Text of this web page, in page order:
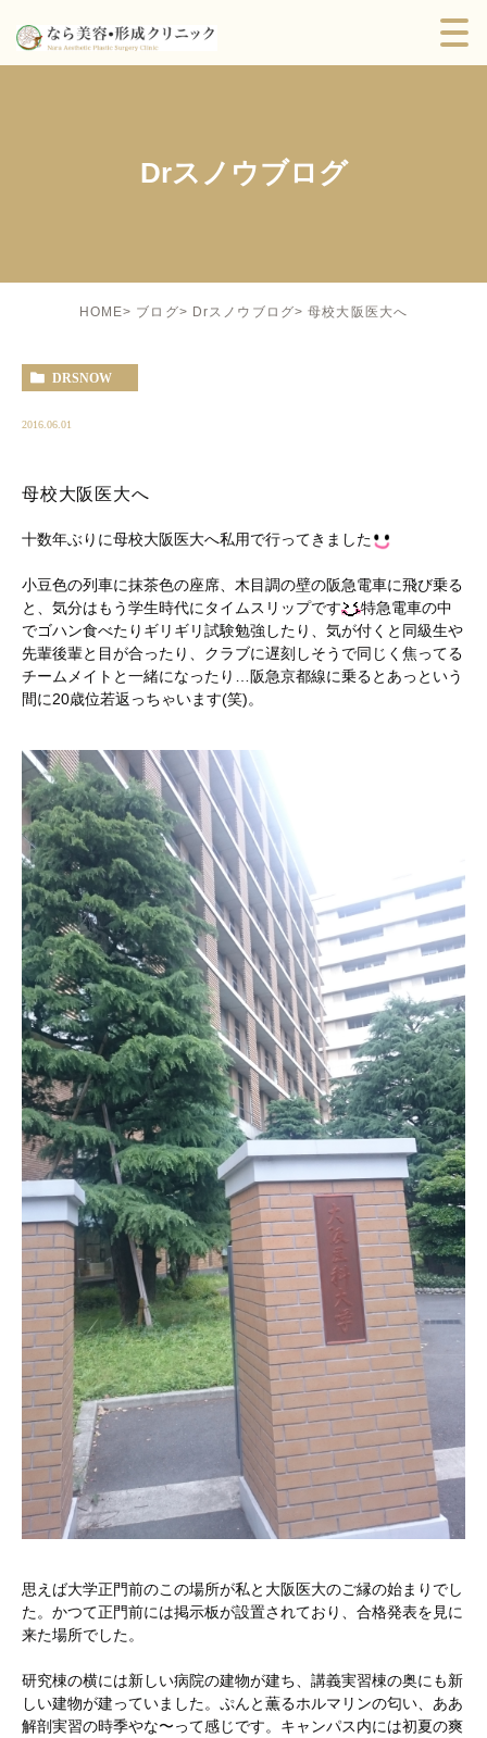
Drスノウブログ
HOME ブログ Drスノウブログ 母校大阪医大へ
DRSNOW
2016.06.01
母校大阪医大へ
十数年ぶりに母校大阪医大へ私用で行ってきました
小豆色の列車に抹茶色の座席、木目調の壁の阪急電車に飛び乗る
と、気分はもう学生時代にタイムスリップです
特急電車の中
でゴハン食べたりギリギリ試験勉強したり、気が付くと同級生や
先輩後輩と目が合ったり、クラブに遅刻しそうで同じく焦ってる
チームメイトと一緒になったり…阪急京都線に乗るとあっという
間に20歳位若返っちゃいます(笑)。
思えば大学正門前のこの場所が私と大阪医大のご縁の始まりでし
た。かつて正門前には掲示板が設置されており、合格発表を見に
来た場所でした。
研究棟の横には新しい病院の建物が建ち、講義実習棟の奥にも新
しい建物が建っていました。ぷんと薫るホルマリンの匂い、ああ
解剖実習の時季やな〜って感じです。キャンパス内には初夏の爽